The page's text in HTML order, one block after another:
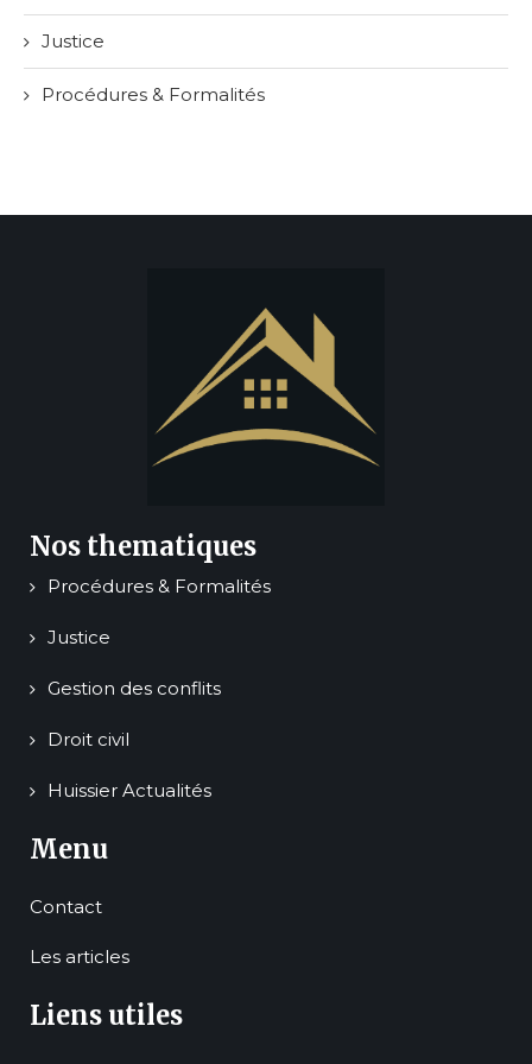
Justice
Procédures & Formalités
Nos thematiques
Procédures & Formalités
Justice
Gestion des conflits
Droit civil
Huissier Actualités
Menu
Contact
Les articles
Liens utiles